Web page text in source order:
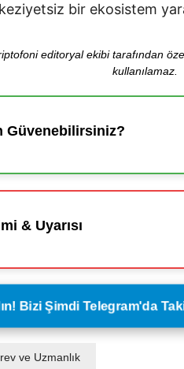
bir ekosistem
editoryal ekibi tarafından
kullanılamaz.
Güvenebilirsiniz?
& Uyarısı
Bizi Şimdi Telegram'da
ve Uzmanlık